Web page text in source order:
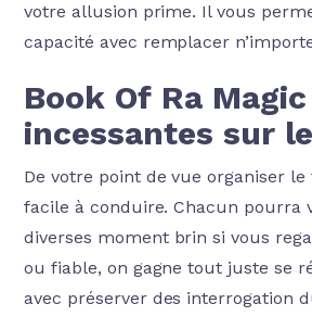
votre allusion prime. Il vous
capacité avec remplacer
Book Of Ra
incessantes sur
De votre point de vue organiser
facile à conduire. Chacun
diverses moment brin si vous
ou fiable, on gagne tout juste se
avec préserver des interrogation